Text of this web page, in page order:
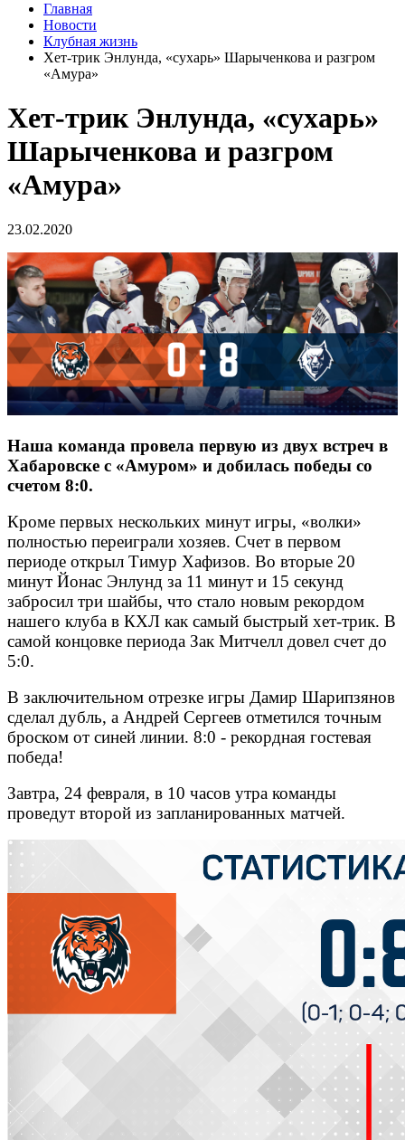
Главная
Новости
Клубная жизнь
Хет-трик Энлунда, «сухарь» Шарыченкова и разгром
«Амура»
Хет-трик Энлунда, «сухарь»
Шарыченкова и разгром
«Амура»
23.02.2020
Наша команда провела первую из двух встреч в
Хабаровске с «Амуром» и добилась победы со
счетом 8:0.
Кроме первых нескольких минут игры, «волки»
полностью переиграли хозяев. Счет в первом
периоде открыл Тимур Хафизов. Во вторые 20
минут Йонас Энлунд за 11 минут и 15 секунд
забросил три шайбы, что стало новым рекордом
нашего клуба в КХЛ как самый быстрый хет-трик. В
самой концовке периода Зак Митчелл довел счет до
5:0.
В заключительном отрезке игры Дамир Шарипзянов
сделал дубль, а Андрей Сергеев отметился точным
броском от синей линии. 8:0 - рекордная гостевая
победа!
Завтра, 24 февраля, в 10 часов утра команды
проведут второй из запланированных матчей.